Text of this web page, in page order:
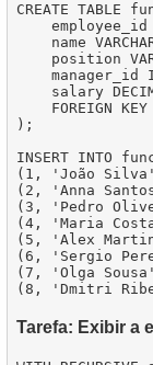
CREATE TABLE
employee_id
name
position
manager_id
salary
FOREIGN KEY
);
INSERT INTO
(1, 'João
(2, 'Anna
(3, 'Pedro
(4, 'Maria
(5, 'Alex
(6, 'Sergio
(7, 'Olga
Tarefa: Exibir a